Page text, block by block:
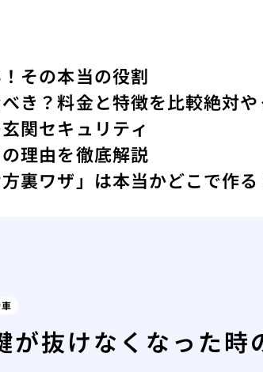
その本当の役割
き？料金と特徴を比較絶対
関セキュリティ
理由を徹底解説
裏ワザ」は本当かどこで作
車
が抜けなくなった時